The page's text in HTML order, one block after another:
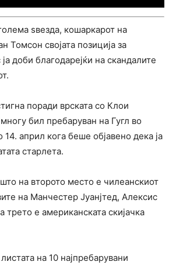
ѕвезда, кошаркарот на
Томсон својата позиција за
доби благодарејќи на скандалите
поради врската со Клои
бил пребаруван на Гугл во
април кога беше објавено дека ја
старлета.
на второто место е чилеанскиот
на Манчестер Јуанјтед, Алексис
трето е американската скијачка
на 10 најпребарувани